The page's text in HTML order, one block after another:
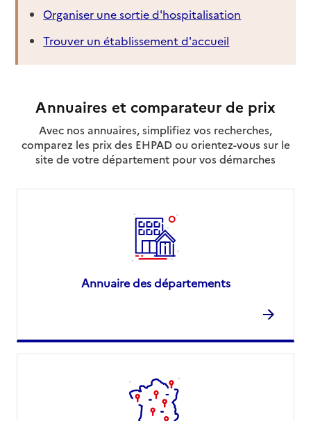
Organiser une sortie d'hospitalisation
Trouver un établissement d'accueil
Annuaires et comparateur de prix
Avec nos annuaires, simplifiez vos recherches,
comparez les prix des EHPAD ou orientez-vous sur le
site de votre département pour vos démarches
Annuaire des départements